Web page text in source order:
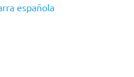
española